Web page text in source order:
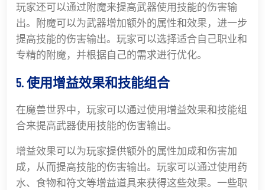
玩家还可以通过附魔来提高武器使用技能的伤害输
出。附魔可以为武器增加额外的属性和效果，进一步
提高技能的伤害输出。玩家可以选择适合自己职业和
专精的附魔，并根据自己的需求进行优化。
5. 使用增益效果和技能组合
在魔兽世界中，玩家可以通过使用增益效果和技能组
合来提高武器使用技能的伤害输出。
增益效果可以为玩家提供额外的属性加成和伤害加
成，从而提高技能的伤害输出。玩家可以通过使用药
水、食物和符文等增益道具来获得这些效果。一些职